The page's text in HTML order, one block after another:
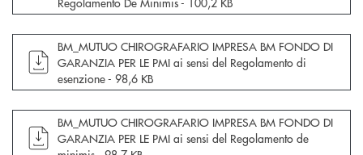
apre documento in una nuova finestra
BM_MUTUO CHIROGRAFARIO IMPRESA BM FONDO DI
GARANZIA PER LE PMI ai sensi del Regolamento di
esenzione - 98,6 KB
apre documento in una nuova finestra
BM_MUTUO CHIROGRAFARIO IMPRESA BM FONDO DI
GARANZIA PER LE PMI ai sensi del Regolamento de